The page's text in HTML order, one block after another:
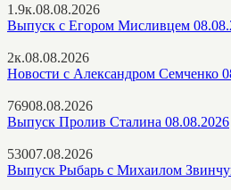
1.9к.08.08.2026
Выпуск с Егором Мисливцем
2к.08.08.2026
Новости с Александром Семченко
76908.08.2026
Выпуск Пролив Сталина 08.08.2026
53007.08.2026
Выпуск Рыбарь с Михаилом